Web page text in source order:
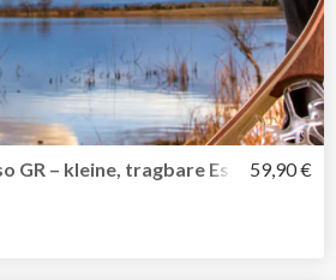
GR – kleine, tragbare 59,90 €